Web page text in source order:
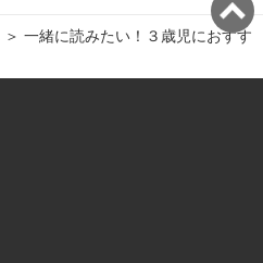
＞ 一緒に読みたい！３歳児におすす